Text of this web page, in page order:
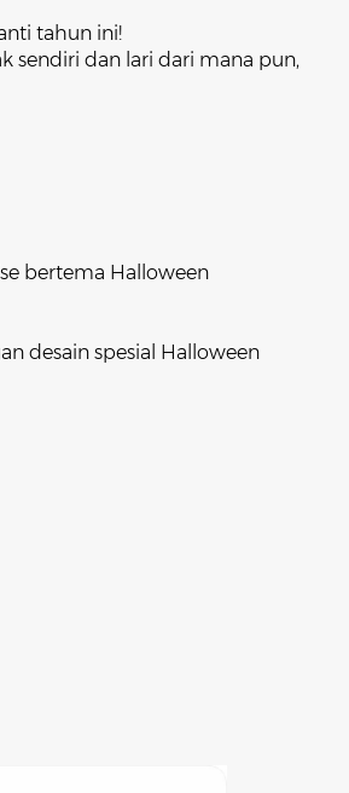
tahun ini!
sendiri dan lari dari mana pun,
bertema Halloween
desain spesial Halloween